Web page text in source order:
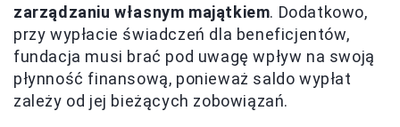
zarządzaniu własnym majątkiem. Dodatkowo,
przy wypłacie świadczeń dla beneficjentów,
fundacja musi brać pod uwagę wpływ na swoją
płynność finansową, ponieważ saldo wypłat
zależy od jej bieżących zobowiązań.